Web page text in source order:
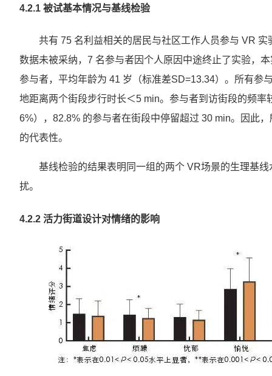
4.2.1 被试基本情况与基线检验
共有 75 名利益相关的居民与社区工作人员参与 VR
数据未被采纳，7 名参与者因个人原因中途终止了实验，
参与者，平均年龄为 41 岁（标准差SD=13.34）。所有参
地距离两个街段步行时长＜5 min。参与者到访街段的频
6%），82.8% 的参与者在街段中停留超过 30 min。因此
的代表性。
基线检验的结果表明同一组的两个 VR场景的生理基
扰。
4.2.2 活力街道设计对情绪的影响